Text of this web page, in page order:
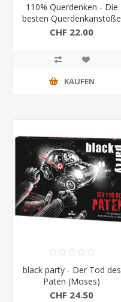
110% Querdenken - Die
besten Querdenkanstöße
(Moses Verlag)
CHF 22.00
KAUFEN
black party - Der Tod des
Paten (Moses)
CHF 24.50